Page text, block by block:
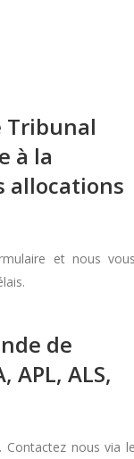
Tribunal
à la
allocations
et nous vous
de
APL, ALS,
Contactez nous via le